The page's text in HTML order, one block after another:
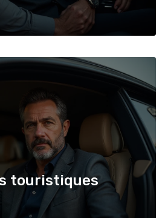
touristiques